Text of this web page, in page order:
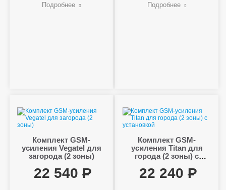
Подробнее Подробнее
Комплект GSM-
усиления Vegatel для
загорода (2 зоны)
22 540
Комплект GSM-
усиления Titan для
города (2 зоны) с
22 240